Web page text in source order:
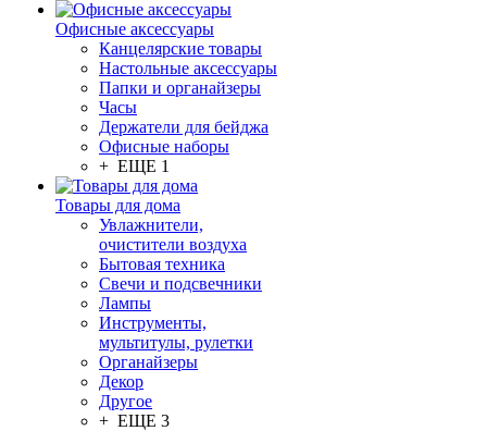
Офисные аксессуары
Канцелярские товары
Настольные аксессуары
Папки и органайзеры
Часы
Держатели для бейджа
Офисные наборы
+ ЕЩЕ 1
Товары для дома
Увлажнители,
очистители воздуха
Бытовая техника
Свечи и подсвечники
Лампы
Инструменты,
мультитулы, рулетки
Органайзеры
Декор
Другое
+ ЕЩЕ 3